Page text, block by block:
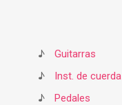
♪
Guitarras
♪
Inst. de cuerda
♪
Pedales